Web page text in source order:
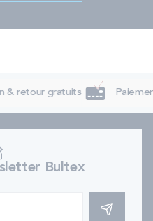
& retour gratuits
Bultex
S'INSCRIRE